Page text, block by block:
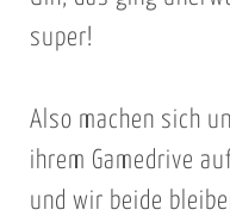
super!
Also machen sich
ihrem Gamedrive
und wir beide